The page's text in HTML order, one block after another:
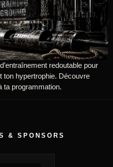
redoutable pour
ton hypertrophie. Découvre
ta programmation.
& SPONSORS